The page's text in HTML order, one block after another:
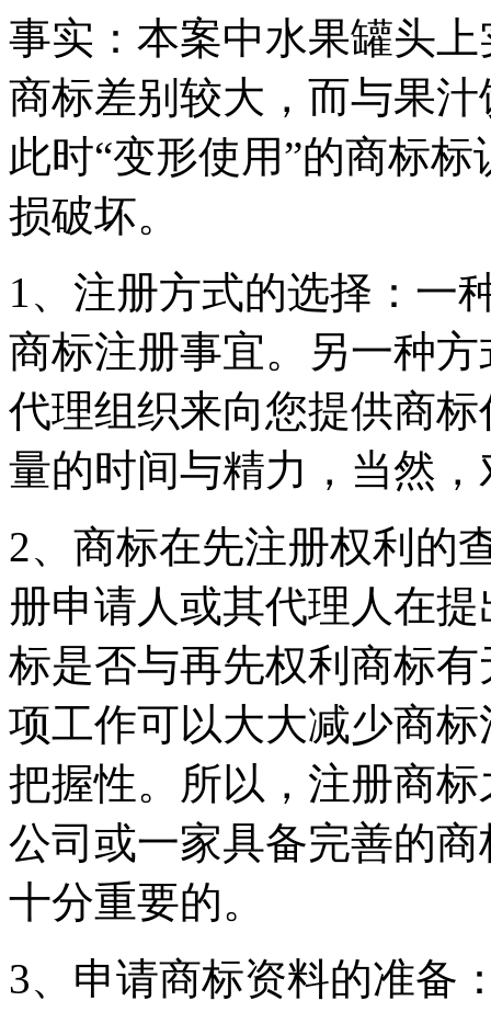
事实：本案中水果罐头
商标差别较大，而与果
此时“变形使用”的商标
损破坏。
1、注册方式的选择：一
商标注册事宜。另一种
代理组织来向您提供商
量的时间与精力，当然
2、商标在先注册权利的
册申请人或其代理人在
标是否与再先权利商标
项工作可以大大减少商
把握性。所以，注册商
公司或一家具备完善的
十分重要的。
3、申请商标资料的准备